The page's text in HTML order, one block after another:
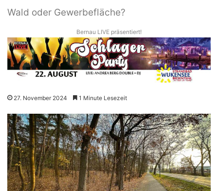
Wald oder Gewerbefläche?
Bernau LIVE präsentiert!
27. November 2024 1 Minute Lesezeit